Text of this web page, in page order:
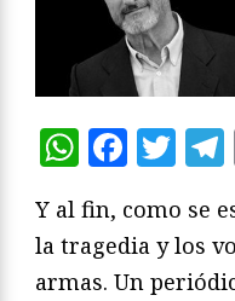
Y al fin, como se
la tragedia y los
armas. Un